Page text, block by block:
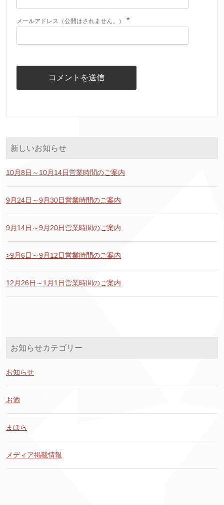
メールアドレス（公開はされません。） *
新しいお知らせ
10月8日～10月14日営業時間のご案内
9月24日～9月30日営業時間のご案内
9月14日～9月20日営業時間のご案内
>9月6日～9月12日営業時間のご案内
12月26日～1月1日営業時間のご案内
お知らせカテゴリー
お知らせ
お酒
まほら
メディア掲載情報